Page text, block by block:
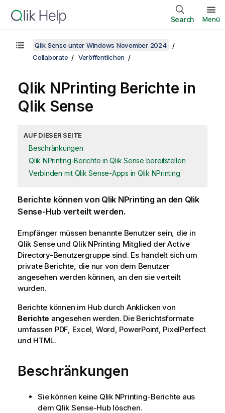
Search Menü
Qlik Sense unter Windows November 2024
Collaborate
Veröffentlichen
Qlik NPrinting Berichte in
Qlik Sense
AUF DIESER SEITE
Beschränkungen
Qlik NPrinting-Berichte in Qlik Sense bereitstellen
Verbinden mit Qlik Sense-Apps in Qlik NPrinting
Berichte können von Qlik NPrintingan den Qlik
Sense-Hub verteilt werden.
Empfänger müssen benannte Benutzer sein, die in
Qlik Senseund Qlik NPrinting Mitglied der Active
Directory-Benutzergruppe sind. Es handelt sich um
private Berichte, die nur von dem Benutzer
angesehen werden können, an den sie verteilt
wurden.
Berichte können im Hub durch Anklicken von
Berichte angesehen werden. Die Berichtsformate
umfassen PDF, Excel, Word, PowerPoint, PixelPerfect
und HTML.
Beschränkungen
Sie können keine Qlik NPrinting-Berichte aus
dem Qlik Sense-Hub löschen.